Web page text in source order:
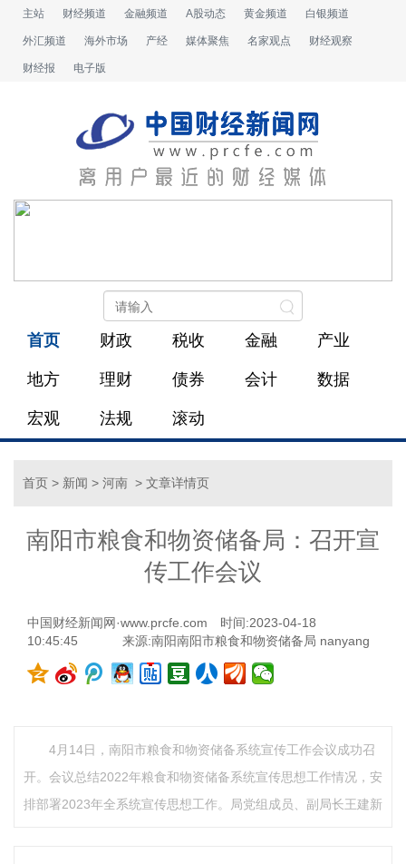
主站 财经频道 金融频道 A股动态 黄金频道 白银频道
外汇频道 海外市场 产经 媒体聚焦 名家观点 财经观察
财经报 电子版
首页 财政 税收 金融 产业
地方 理财 债券 会计 数据
宏观 法规 滚动
首页 > 新闻 > 河南 > 文章详情页
南阳市粮食和物资储备局：召开宣
传工作会议
中国财经新闻网·www.prcfe.com
时间:2023-04-18
10:45:45
来源:南阳南阳市粮食和物资储备局 nanyang
4月14日，南阳市粮食和物资储备系统宣传工作会议成功召
开。会议总结2022年粮食和物资储备系统宣传思想工作情况，安
排部署2023年全系统宣传思想工作。局党组成员、副局长王建新